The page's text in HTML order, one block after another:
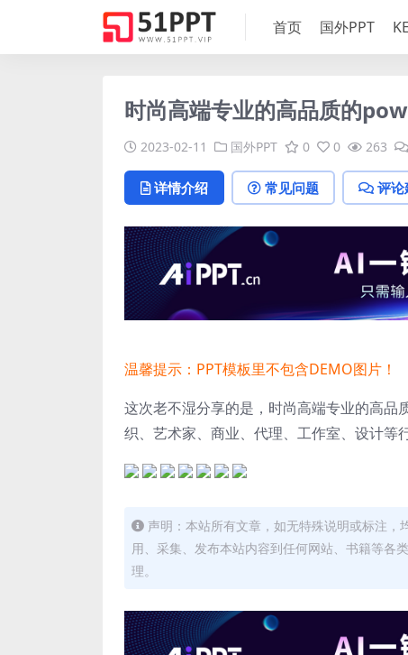
首页 国外PPT
时尚高端专业的高品质的
2023-02-11 国外PPT 0 0 263
详情介绍 常见问题 评论
温馨提示：PPT模板里不包含DEMO图片！
这次老不湿分享的是，时尚高端专业的高
织、艺术家、商业、代理、工作室、设计等
声明：本站所有文章，如无特殊说明或标注
用、采集、发布本站内容到任何网站、书籍等各
理。